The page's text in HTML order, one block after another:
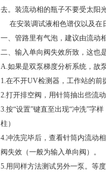
去。装流动相的瓶子不要受太阳
在安装调试液相色谱仪以及在
一、管路里有气泡，建议由流动
二、输入单向阀失效所致，这也
A.如果是双泵梯度分析系统，故
1.在不开UV检测器，工作站的
2.打开排空阀，用针筒抽出些流
3.按“设置”键直至出现“冲洗”字
柱）
4.冲洗完毕后，查看针筒内流动
阀失效（一般为输入单向阀）。
5.用同样方法测试另外一泵。等